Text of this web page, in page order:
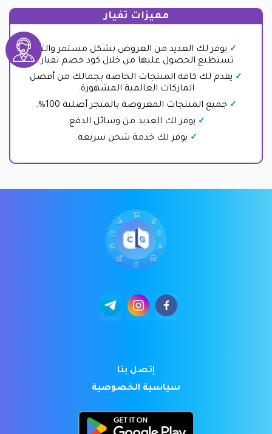
مميزات تفيار
يوفر لك العديد من العروض بشكل مستمر والتي
تستطيع الحصول عليها من خلال كود خصم تفيار.
يقدم لك كافة المنتجات الخاصة بجمالك من أفضل
الماركات العالمية المشهورة.
جميع المنتجات المعروضة بالمتجر أصلية 100%.
يوفر لك العديد من وسائل الدفع.
يوفر لك خدمة شحن سريعة.
إتصل بنا
سياسية الخصوصية